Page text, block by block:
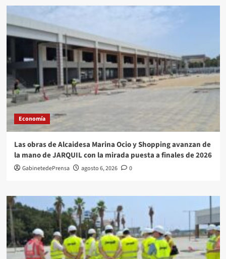
Economía
Las obras de Alcaidesa Marina Ocio y Shopping avanzan de
la mano de JARQUIL con la mirada puesta a finales de 2026
GabinetedePrensa agosto 6, 2026 0